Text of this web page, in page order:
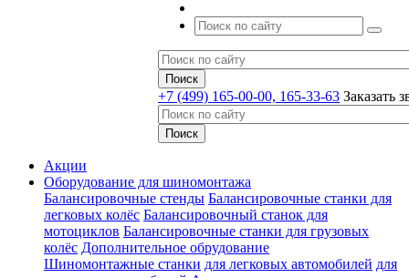
+7 (499) 165-00-00, 165-33-63 Заказать
Акции
Оборудование для шиномонтажа
Балансировочные стенды Балансировочные станки для
легковых колёс Балансировочный станок для
мотоциклов Балансировочные станки для грузовых
колёс Дополнительное обрудование
Шиномонтажные станки для легковых автомобилей для